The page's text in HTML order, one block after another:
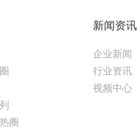
圈
新闻资讯
企业新闻
行业资讯
视频中心